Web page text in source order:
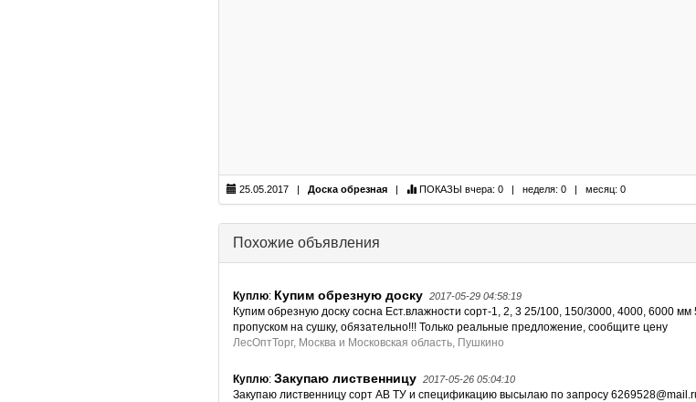
25.05.2017 | Доска обрезная | ПОКАЗЫ вчера: 0 | неделя: 0 | месяц: 0
Похожие объявления
Куплю: Купим обрезную доску 2017-05-29 04:58:19
Купим обрезную доску сосна Ест.влажности сорт-1, 2, 3 25/100, 150/3000, 4000, 6000
пропуском на сушку, обязательно!!! Только реальные предложение, сообщите цену
ЛесОптТорг, Москва и Московская область, Пушкино
Куплю: Закупаю лиственницу 2017-05-26 05:04:10
Закупаю лиственницу сорт АВ ТУ и спецификацию высылаю по запросу